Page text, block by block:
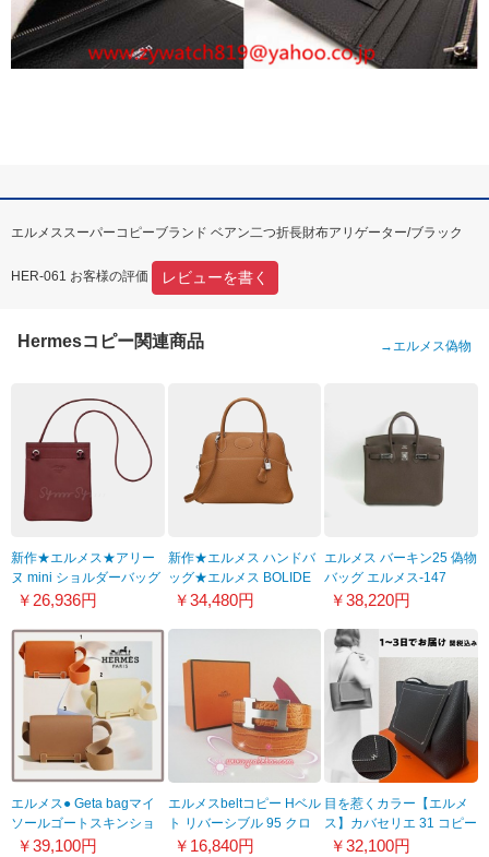
エルメススーパーコピーブランド ベアン二つ折長財布アリゲーター/ブラック
HER-061 お客様の評価 レビューを書く
Hermesコピー関連商品 →エルメス偽物
新作★エルメス★アリー
ヌ mini ショルダーバッグ
9031201
￥26,936円
新作★エルメス ハンドバ
ッグ★エルメス BOLIDE
31★ゴールド(ブラウン)
￥34,480円
エルメス バーキン25 偽物
バッグ エルメス-147
￥38,220円
エルメス● Geta bagマイ
ソールゴートスキンショ
ルダー w22111701
￥39,100円
エルメスbeltコピー Hベル
ト リバーシブル 95 クロ
コ型押し エルメス029
￥16,840円
目を惹くカラー【エルメ
ス】カバセリエ 31 コピー
トートバッグ
￥32,100円